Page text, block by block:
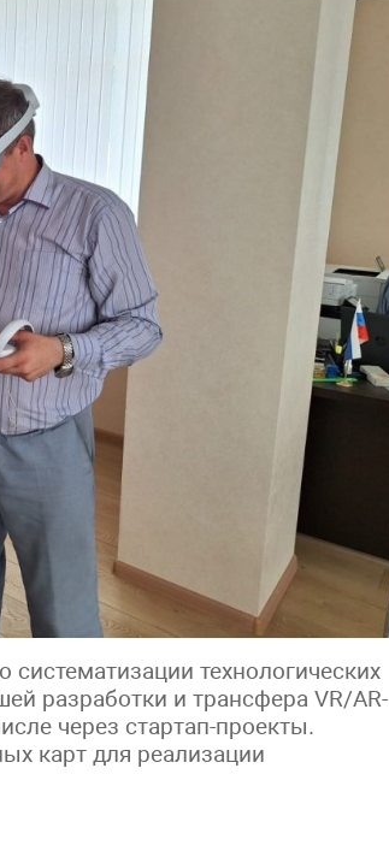
технологических
разработки и трансфера VR/AR-
через стартап-проекты.
карт для реализации